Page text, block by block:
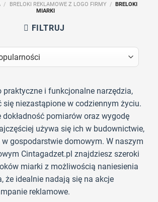
/ BRELOKI REKLAMOWE Z LOGO FIRMY /
BRELOKI
MIARKI
FILTRUJ
praktyczne i funkcjonalne narzędzia,
się niezastąpione w codziennym życiu.
pomiarów oraz wygodę
używa się ich w budownictwie,
gospodarstwie domowym. W naszym
Cintagadzet.pl znajdziesz szeroki
miarki z możliwością naniesienia
że idealnie nadają się na akcje
reklamowe.